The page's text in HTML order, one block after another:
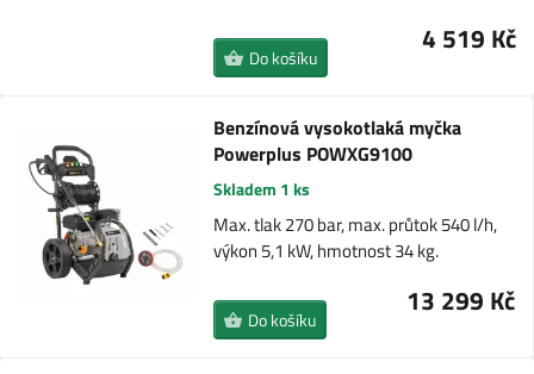
4 519 Kč
Do košíku
Benzínová vysokotlaká myčka
Powerplus POWXG9100
Skladem 1 ks
Max. tlak 270 bar, max. průtok 540 l/h,
výkon 5,1 kW, hmotnost 34 kg.
13 299 Kč
Do košíku